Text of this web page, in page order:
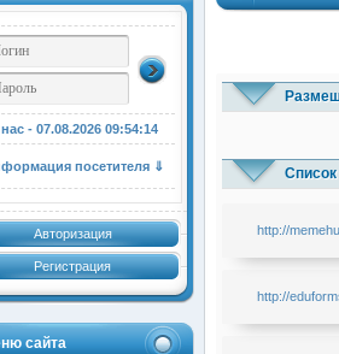
- 07.08.2026 09:54:15
посетителя ⇓
Авторизация
Регистрация
сайта
Список
http://
http://